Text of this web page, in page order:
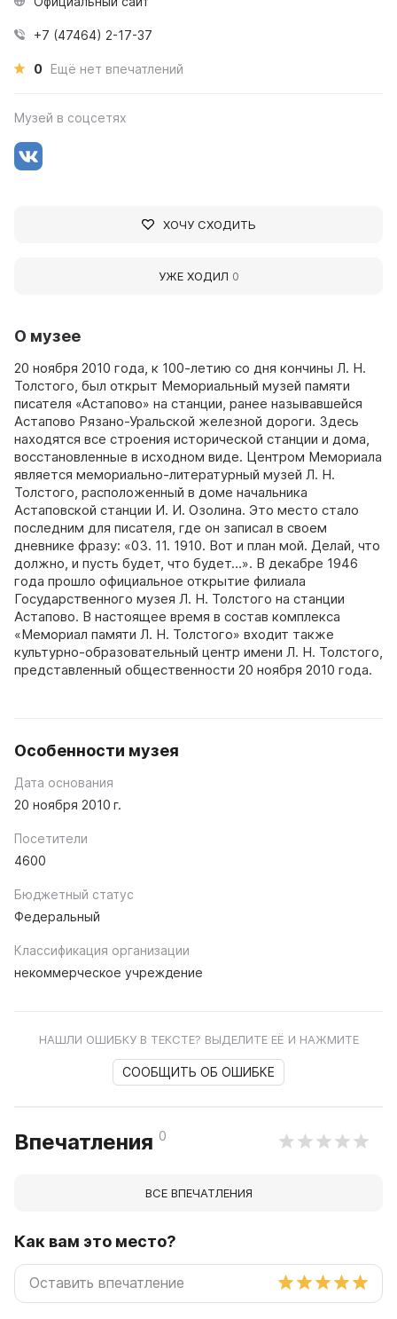
О музее
20 ноября 2010 года, к 100-летию со дня кончины Л. Н.
Толстого, был открыт Мемориальный музей памяти
писателя «Астапово» на станции, ранее называвшейся
Астапово Рязано-Уральской железной дороги. Здесь
находятся все строения исторической станции и дома,
восстановленные в исходном виде. Центром Мемориала
является мемориально-литературный музей Л. Н.
Толстого, расположенный в доме начальника
Астаповской станции И. И. Озолина. Это место стало
последним для писателя, где он записал в своем
дневнике фразу: «03. 11. 1910. Вот и план мой. Делай, что
должно, и пусть будет, что будет…». В декабре 1946
года прошло официальное открытие филиала
Государственного музея Л. Н. Толстого на станции
Астапово. В настоящее время в состав комплекса
«Мемориал памяти Л. Н. Толстого» входит также
культурно-образовательный центр имени Л. Н. Толстого,
представленный общественности 20 ноября 2010 года.
Особенности музея
Дата основания
20 ноября 2010 г.
Посетители
4600
Бюджетный статус
Федеральный
Классификация организации
некоммерческое учреждение
НАШЛИ ОШИБКУ В ТЕКСТЕ? ВЫДЕЛИТЕ ЕЁ И НАЖМИТЕ
СООБЩИТЬ ОБ ОШИБКЕ
Впечатления 0
ВСЕ ВПЕЧАТЛЕНИЯ
Как вам это место?
+7 (47464) 2-17-37
0 Ещё нет впечатлений
Музей в соцсетях
ХОЧУ СХОДИТЬ
УЖЕ ХОДИЛ 0